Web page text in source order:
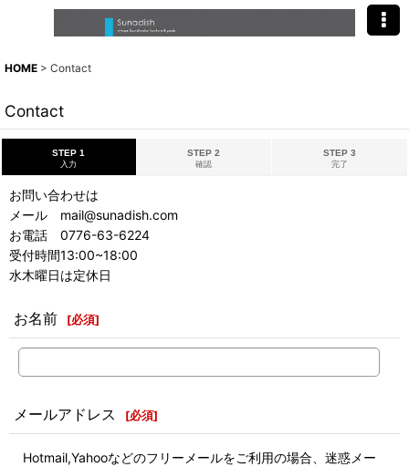
HOME > Contact
Contact
STEP 1
入力
STEP 2
確認
STEP 3
完了
お問い合わせは
メール mail@sunadish.com
お電話 0776-63-6224
受付時間13:00~18:00
水木曜日は定休日
お名前 [必須]
メールアドレス [必須]
Hotmail,Yahooなどのフリーメールをご利用の場合、迷惑メー